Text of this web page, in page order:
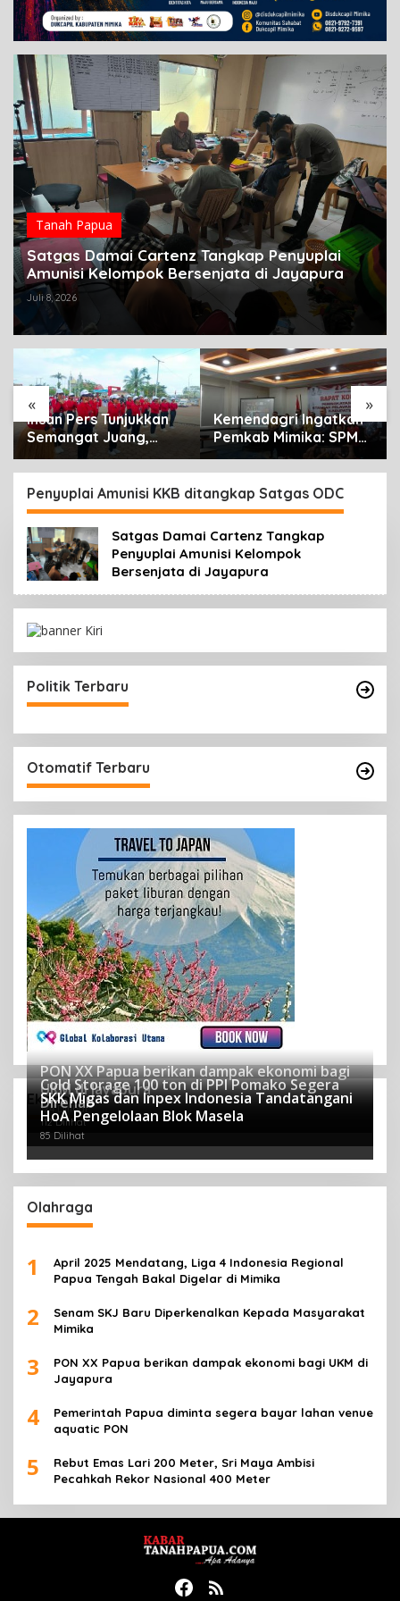
Tanah Papua
Satgas Damai Cartenz Tangkap Penyuplai
Amunisi Kelompok Bersenjata di Jayapura
Juli 8, 2026
« »
Kemendagri Ingatkan
Pemkab Mimika: SPM
Bukan Sekadar
Laporan, Tapi Wujud
Nyata Pelayanan
Rakyat
Warga Palang Jalan
Cenderawasih SP2
Timika, Rencana
Eksekusi Lahan
Pemicunya
Penyuplai Amunisi KKB ditangkap Satgas ODC
Satgas Damai Cartenz Tangkap
Penyuplai Amunisi Kelompok
Bersenjata di Jayapura
Politik Terbaru
Otomatif Terbaru
Ekonomi
PON XX Papua berikan dampak ekonomi bagi
UKM di Jayapura
124 Dilihat
Cold Storage 100 ton di PPI Pomako Segera
Direhab
112 Dilihat
SKK Migas dan Inpex Indonesia Tandatangani
HoA Pengelolaan Blok Masela
85 Dilihat
Olahraga
1
April 2025 Mendatang, Liga 4 Indonesia Regional
Papua Tengah Bakal Digelar di Mimika
2
Senam SKJ Baru Diperkenalkan Kepada Masyarakat
Mimika
3
PON XX Papua berikan dampak ekonomi bagi UKM di
Jayapura
4
Pemerintah Papua diminta segera bayar lahan venue
aquatic PON
5
Rebut Emas Lari 200 Meter, Sri Maya Ambisi
Pecahkah Rekor Nasional 400 Meter